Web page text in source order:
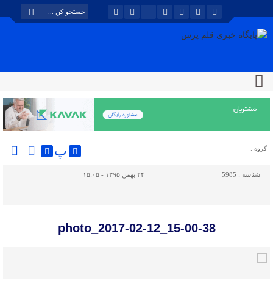
گروه : پ
شناسه : 5985 ۲۴ بهمن ۱۳۹۵ - ۱۵:۰۵
photo_2017-02-12_15-00-38